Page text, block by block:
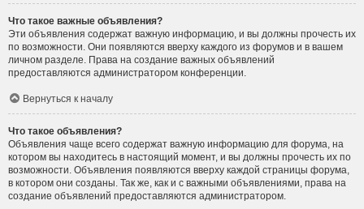
Что такое важные объявления?
Эти объявления содержат важную информацию, и вы должны прочесть их
по возможности. Они появляются вверху каждого из форумов и в вашем
личном разделе. Права на создание важных объявлений
предоставляются администратором конференции.
Вернуться к началу
Что такое объявления?
Объявления чаще всего содержат важную информацию для форума, на
котором вы находитесь в настоящий момент, и вы должны прочесть их по
возможности. Объявления появляются вверху каждой страницы форума,
в котором они созданы. Так же, как и с важными объявлениями, права на
создание объявлений предоставляются администратором.